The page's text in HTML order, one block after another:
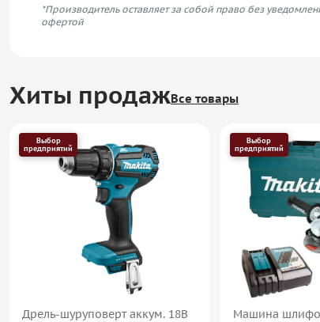
*Производитель оставляет за собой право без
офертой
Хиты продажВсе товары
Выбор
предприятий
Дрель-шуруповерт аккум. 18В
Выбор
предприятий
Машина